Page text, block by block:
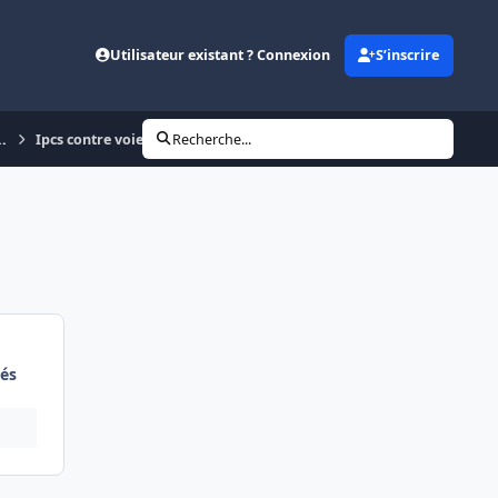
Utilisateur existant ? Connexion S’inscrire
Ipcs contre voie Recherche...